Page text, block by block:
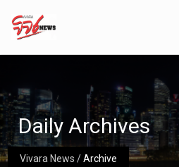
Vivara News /Archive
Daily Archives